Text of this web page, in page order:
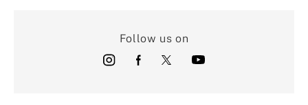
Follow us on